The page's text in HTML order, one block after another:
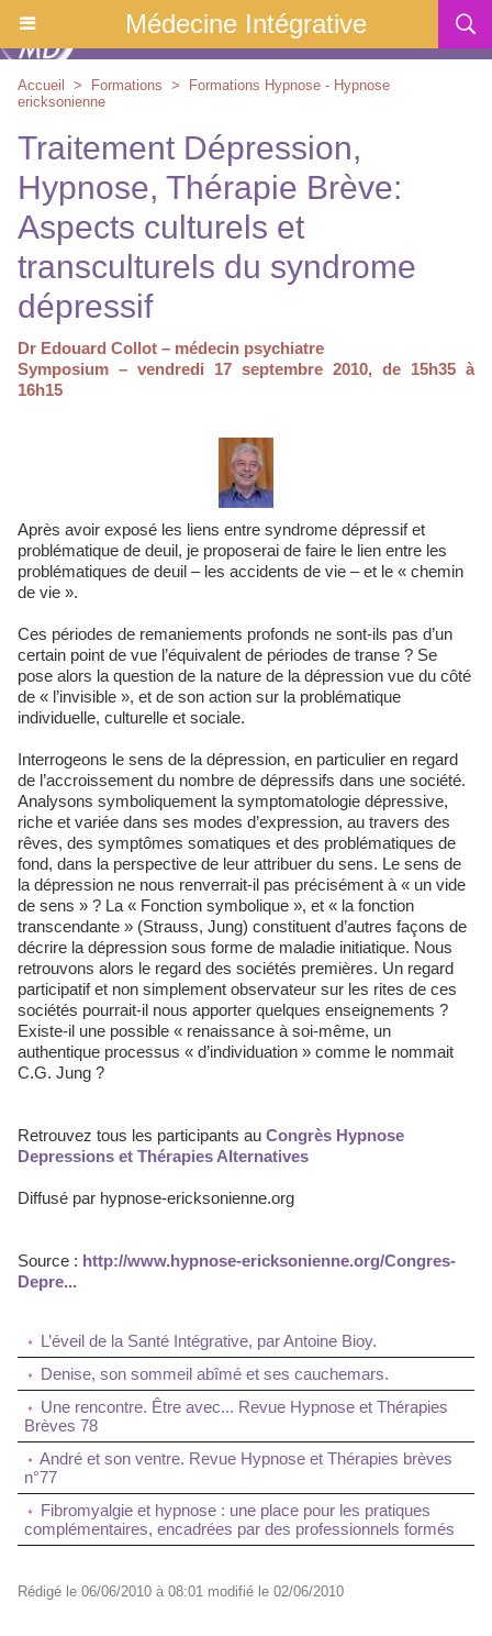
Médecine Intégrative
Accueil > Formations >
Formations Hypnose - Hypnose
ericksonienne
Traitement Dépression,
Hypnose, Thérapie Brève:
Aspects culturels et
transculturels du syndrome
dépressif
Dr Edouard Collot – médecin psychiatre
Symposium – vendredi 17 septembre 2010, de 15h35 à
16h15
Après avoir exposé les liens entre syndrome dépressif et
problématique de deuil, je proposerai de faire le lien entre les
problématiques de deuil – les accidents de vie – et le « chemin
de vie ».
Ces périodes de remaniements profonds ne sont-ils pas d’un
certain point de vue l’équivalent de périodes de transe ? Se
pose alors la question de la nature de la dépression vue du côté
de « l’invisible », et de son action sur la problématique
individuelle, culturelle et sociale.
Interrogeons le sens de la dépression, en particulier en regard
de l’accroissement du nombre de dépressifs dans une société.
Analysons symboliquement la symptomatologie dépressive,
riche et variée dans ses modes d’expression, au travers des
rêves, des symptômes somatiques et des problématiques de
fond, dans la perspective de leur attribuer du sens. Le sens de
la dépression ne nous renverrait-il pas précisément à « un vide
de sens » ? La « Fonction symbolique », et « la fonction
transcendante » (Strauss, Jung) constituent d’autres façons de
décrire la dépression sous forme de maladie initiatique. Nous
retrouvons alors le regard des sociétés premières. Un regard
participatif et non simplement observateur sur les rites de ces
sociétés pourrait-il nous apporter quelques enseignements ?
Existe-il une possible « renaissance à soi-même, un
authentique processus « d’individuation » comme le nommait
C.G. Jung ?
Retrouvez tous les participants au Congrès Hypnose
Depressions et Thérapies Alternatives
Diffusé par hypnose-ericksonienne.org
Source : http://www.hypnose-ericksonienne.org/Congres-
Depre...
L’éveil de la Santé Intégrative, par Antoine Bioy.
Denise, son sommeil abîmé et ses cauchemars.
Une rencontre. Être avec... Revue Hypnose et Thérapies
Brèves 78
André et son ventre. Revue Hypnose et Thérapies brèves
n°77
Fibromyalgie et hypnose : une place pour les pratiques
complémentaires, encadrées par des professionnels formés
Rédigé le 06/06/2010 à 08:01 modifié le 02/06/2010